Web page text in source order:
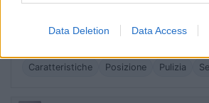
Data Deletion Data Access
potrebbe migliorare la
Caratteristiche Posizione Pulizia